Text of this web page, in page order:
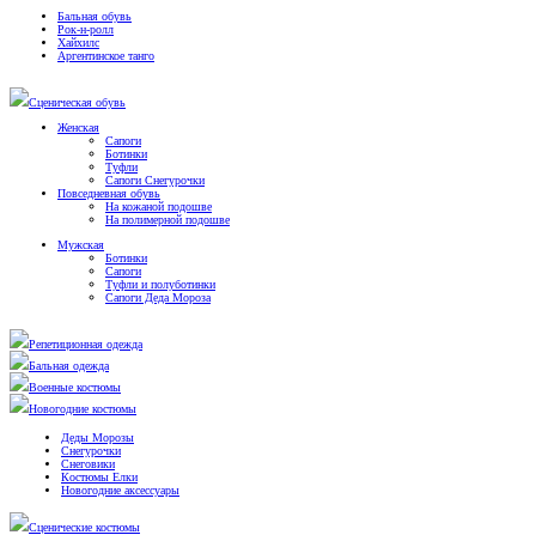
Бальная обувь
Рок-н-ролл
Хайхилс
Аргентинское танго
Сценическая обувь
Женская
Сапоги
Ботинки
Туфли
Сапоги Снегурочки
Повседневная обувь
На кожаной подошве
На полимерной подошве
Мужская
Ботинки
Сапоги
Туфли и полуботинки
Сапоги Деда Мороза
Репетиционная одежда
Бальная одежда
Военные костюмы
Новогодние костюмы
Деды Морозы
Снегурочки
Снеговики
Костюмы Елки
Новогодние аксессуары
Сценические костюмы